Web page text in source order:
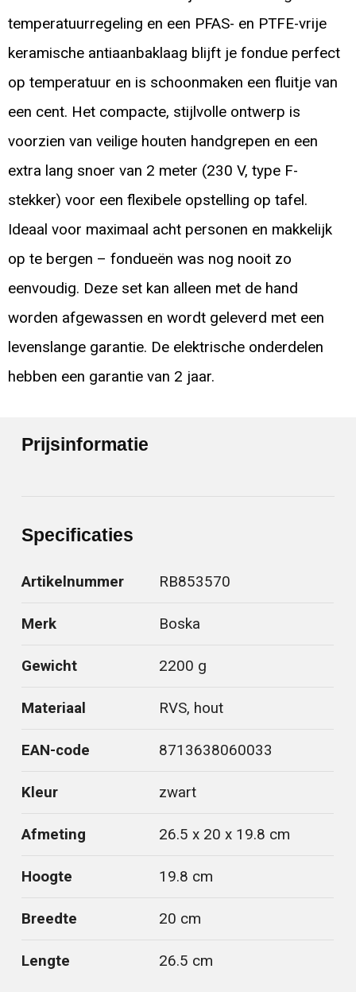
temperatuurregeling en een PFAS- en PTFE-vrije
keramische antiaanbaklaag blijft je fondue perfect
op temperatuur en is schoonmaken een fluitje van
een cent. Het compacte, stijlvolle ontwerp is
voorzien van veilige houten handgrepen en een
extra lang snoer van 2 meter (230 V, type F-
stekker) voor een flexibele opstelling op tafel.
Ideaal voor maximaal acht personen en makkelijk
op te bergen – fondueën was nog nooit zo
eenvoudig. Deze set kan alleen met de hand
worden afgewassen en wordt geleverd met een
levenslange garantie. De elektrische onderdelen
hebben een garantie van 2 jaar.
Prijsinformatie
Specificaties
Artikelnummer RB853570
Merk Boska
Gewicht 2200 g
Materiaal RVS, hout
EAN-code 8713638060033
Kleur zwart
Afmeting 26.5 x 20 x 19.8 cm
Hoogte 19.8 cm
Breedte 20 cm
Lengte 26.5 cm